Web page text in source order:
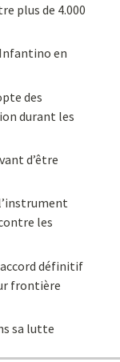
plus de 4.000
en
des
durant les
d’être
les
définitif
frontière
sa lutte